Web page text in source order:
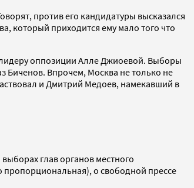
против его кандидатуры высказался
который приходится ему мало того что
оппозиции Алле Джиоевой. Выборы
Биченов. Впрочем, Москва не только не
и Дмитрий Медоев, намекавший в
глав органов местного
о свободной прессе